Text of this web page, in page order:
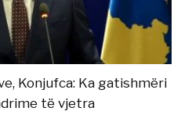
Konjufca: Ka gatishmëri
të vjetra